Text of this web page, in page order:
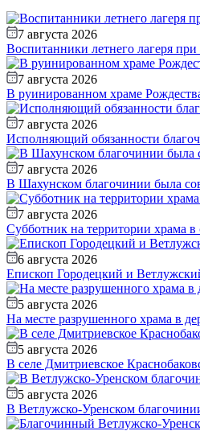
7 августа 2026
Воспитанники летнего лагеря
7 августа 2026
В руинированном храме
7 августа 2026
Исполняющий обязанности
7 августа 2026
В Шахунском благочинии была
7 августа 2026
Субботник на территории храма в
6 августа 2026
Епископ Городецкий и
5 августа 2026
На месте разрушенного храма в
5 августа 2026
В селе Дмитриевское
5 августа 2026
В Ветлужско-Уренском